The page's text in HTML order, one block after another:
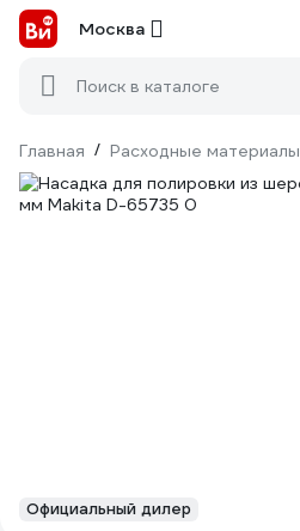
Москва
Поиск в каталоге
Главная / Расходные материалы
Официальный дилер